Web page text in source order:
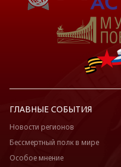
ГЛАВНЫЕ СОБЫТИЯ
Новости регионов
Бессмертный полк в мире
Особое мнение